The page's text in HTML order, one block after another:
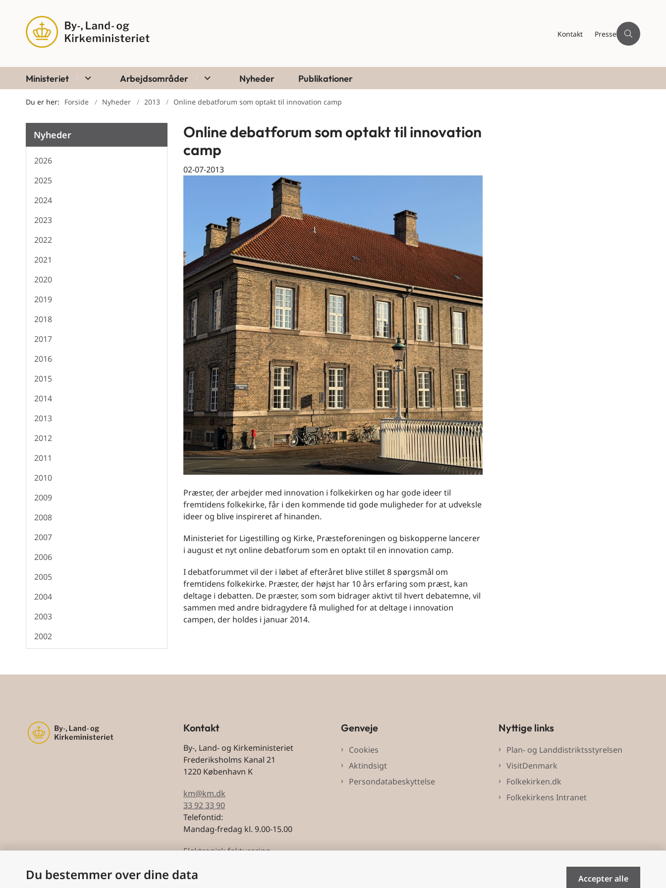
Kontakt Presse
Ministeriet Arbejdsområder Nyheder Publikationer
Du er her: Forside Nyheder 2013 Online debatforum som optakt til innovation camp
Nyheder
2026
2025
2024
2023
2022
2021
2020
2019
2018
2017
2016
2015
2014
2013
2012
2011
2010
2009
2008
2007
2006
2005
2004
2003
2002
Online debatforum som optakt til innovation
camp
02-07-2013
Præster, der arbejder med innovation i folkekirken og har gode ideer til
fremtidens folkekirke, får i den kommende tid gode muligheder for at udveksle
ideer og blive inspireret af hinanden.
Ministeriet for Ligestilling og Kirke, Præsteforeningen og biskopperne lancerer
i august et nyt online debatforum som en optakt til en innovation camp.
I debatforummet vil der i løbet af efteråret blive stillet 8 spørgsmål om
fremtidens folkekirke. Præster, der højst har 10 års erfaring som præst, kan
deltage i debatten. De præster, som som bidrager aktivt til hvert debatemne, vil
sammen med andre bidragydere få mulighed for at deltage i innovation
campen, der holdes i januar 2014.
Kontakt
By-, Land- og Kirkeministeriet
Frederiksholms Kanal 21
1220 København K
km@km.dk
33 92 33 90
Telefontid:
Mandag-fredag kl. 9.00-15.00
Elektronisk fakturering
CVR: 59743228
Genveje
Cookies
Aktindsigt
Persondatabeskyttelse
Nyttige links
Plan- og Landdistriktsstyrelsen
VisitDenmark
Folkekirken.dk
Folkekirkens Intranet
Du bestemmer over dine data Accepter alle